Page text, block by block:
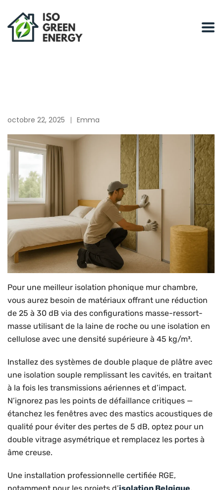
octobre 22, 2025 Emma
Pour une meilleur isolation phonique mur chambre,
vous aurez besoin de matériaux offrant une réduction
de 25 à 30 dB via des configurations masse-ressort-
masse utilisant de la laine de roche ou une isolation en
cellulose avec une densité supérieure à 45 kg/m³.
Installez des systèmes de double plaque de plâtre avec
une isolation souple remplissant les cavités, en traitant
à la fois les transmissions aériennes et d’impact.
N’ignorez pas les points de défaillance critiques —
étanchez les fenêtres avec des mastics acoustiques de
qualité pour éviter des pertes de 5 dB, optez pour un
double vitrage asymétrique et remplacez les portes à
âme creuse.
Une installation professionnelle certifiée RGE,
notamment pour les projets d’isolation Belgique,